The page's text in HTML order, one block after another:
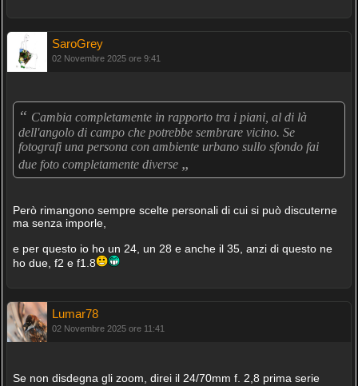
SaroGrey
02 Novembre 2025 ore 9:41
“ Cambia completamente in rapporto tra i piani, al di là
dell'angolo di campo che potrebbe sembrare vicino. Se
fotografi una persona con ambiente urbano sullo sfondo fai
due foto completamente diverse „
Però rimangono sempre scelte personali di cui si può discuterne
ma senza imporle,
e per questo io ho un 24, un 28 e anche il 35, anzi di questo ne
ho due, f2 e f1.8
Lumar78
02 Novembre 2025 ore 11:41
Se non disdegna gli zoom, direi il 24/70mm f. 2,8 prima serie